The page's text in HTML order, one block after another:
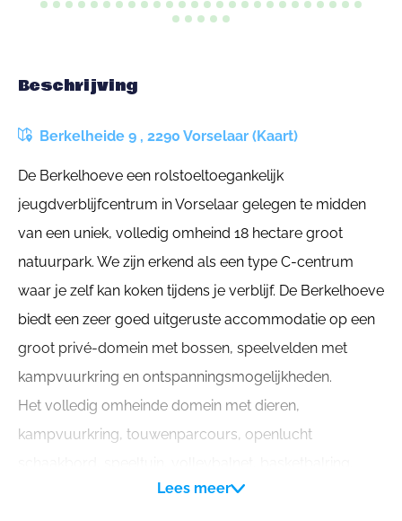
Beschrijving
Berkelheide 9 , 2290 Vorselaar (Kaart)
De Berkelhoeve een rolstoeltoegankelijk
jeugdverblijfcentrum in Vorselaar gelegen te midden
van een uniek, volledig omheind 18 hectare groot
natuurpark. We zijn erkend als een type C-centrum
waar je zelf kan koken tijdens je verblijf. De Berkelhoeve
biedt een zeer goed uitgeruste accommodatie op een
groot privé-domein met bossen, speelvelden met
kampvuurkring en ontspanningsmogelijkheden.
Het volledig omheinde domein met dieren,
kampvuurkring, touwenparcours, openlucht
voetbalgoal, speelvelden en -bossen staat ter
Lees meer